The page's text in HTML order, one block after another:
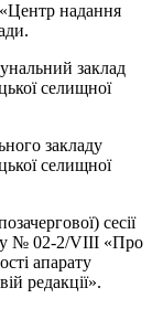
надання
заклад
селищної
закладу
селищної
сесії
№ 02-2/VIII «Про
апарату
редакції».